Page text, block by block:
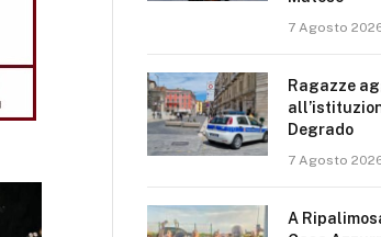
7 Agosto
Ragazze
Degrado
7 Agosto
A